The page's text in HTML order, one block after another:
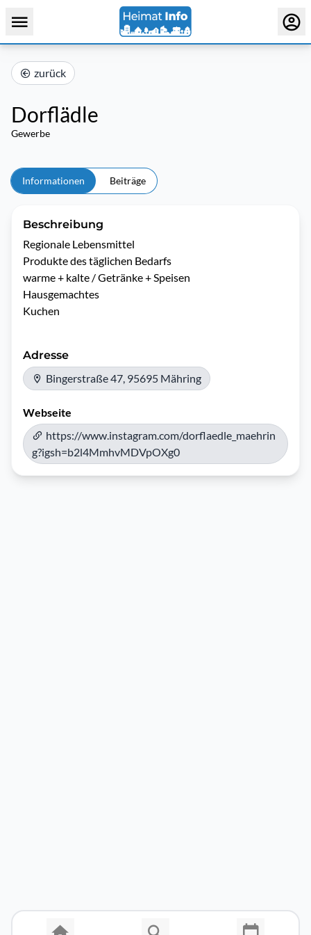
zurück
Dorflädle
Gewerbe
Informationen Beiträge
Beschreibung
Regionale Lebensmittel
Produkte des täglichen Bedarfs
warme + kalte / Getränke + Speisen
Hausgemachtes
Adresse
Bingerstraße 47, 95695 Mähring
Webseite
https://www.instagram.com/dorflaedle_maehrin
g?igsh=b2l4MmhvMDVpOXg0